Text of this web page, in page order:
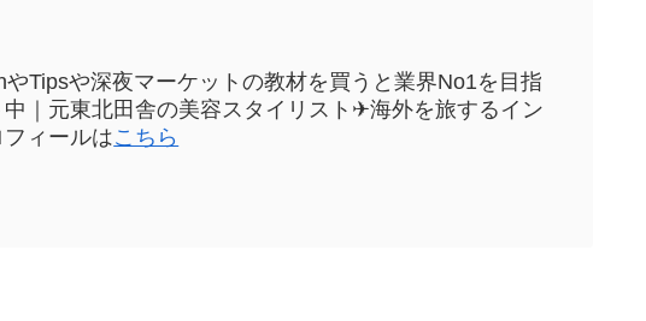
Tipsや深夜マーケットの教材を買うと業界No1を目指
｜元東北田舎の美容スタイリスト✈海外を旅するイン
ィールはこちら